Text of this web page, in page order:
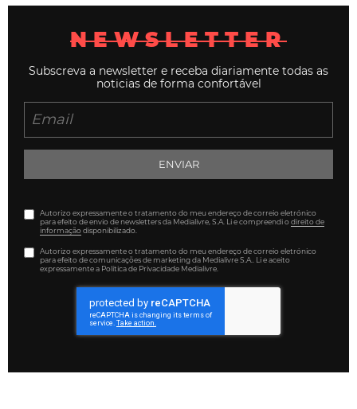
NEWSLETTER
Subscreva a newsletter e receba diariamente todas as
noticias de forma confortável
ENVIAR
Autorizo expressamente o tratamento do meu endereço de correio eletrónico
para efeito de envio de newsletters da Medialivre, S.A. Li e compreendi odireito de
informaçãodisponibilizado.
Autorizo expressamente o tratamento do meu endereço de correio eletrónico
para efeito de comunicações de marketing da Medialivre S.A.. Li e aceito
expressamente a Política de Privacidade Medialivre.